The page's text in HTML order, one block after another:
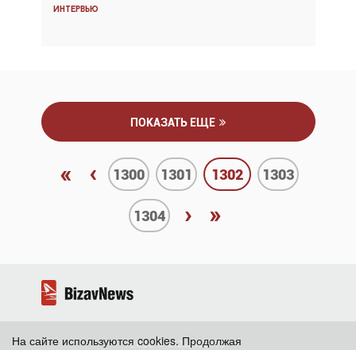
Интервью
Интервью
ПОКАЗАТЬ ЕЩЕ
« ‹ 1300 1301 1302 1303
1304 › »
2026 ©BizavNews
На сайте используются cookies. Продолжая